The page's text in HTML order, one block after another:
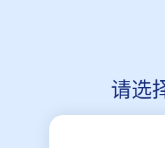
请选